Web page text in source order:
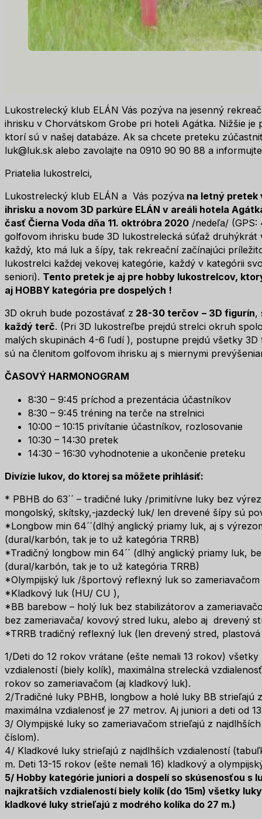
Lukostrelecký klub ELÁN Vás pozýva na jesenný
ihrisku v Chorvátskom Grobe pri hoteli Agátka. Nižšie
ktorí sú v našej databáze. Ak sa chcete preteku
luk@luk.sk alebo zavolajte na 0910 90 90 88 a
Priatelia lukostrelci,
Lukostrelecký klub ELÁN a Vás pozýva na letný pretek
ihrisku a novom 3D parkúre ELÁN v areáli hotela
časť Čierna Voda dňa 11. oktróbra 2020 /nedeľa/
golfovom ihrisku bude 3D lukostrelecká súťaž
každý, kto má luk a šípy, tak rekreační začínajúci
lukostrelci každej vekovej kategórie, každý v kategórii
seniori). Tento pretek je aj pre hobby lukostrelcov,
aj HOBBY kategória pre dospelých !
3D okruh bude pozostávať z 28-30 terčov – 3D figurín,
každý terč. (Pri 3D lukostreľbe prejdú strelci okruh
malých skupinách 4-6 ľudí ), postupne prejdú všetky
sú na členitom golfovom ihrisku aj s miernymi
ČASOVÝ HARMONOGRAM
8:30 – 9:45 príchod a prezentácia účastníkov
8:30 – 9:45 tréning na terče na strelnici
10:00 – 10:15 privítanie účastníkov, rozlosovanie
10:30 – 14:30 pretek
14:30 – 16:30 vyhodnotenie a ukončenie preteku
Divízie lukov, do ktorej sa môžete prihlásiť:
* PBHB do 63´´ – tradičné luky /primitívne luky bez
mongolský, skítsky,-jazdecký luk/ len drevené šípy sú
*Longbow min 64´´(dlhý anglický priamy luk, aj s
(dural/karbón, tak je to už kategória TRRB)
*Tradičný longbow min 64´´ (dlhý anglický priamy luk,
(dural/karbón, tak je to už kategória TRRB)
*Olympijský luk /športový reflexný luk so zameriavačom
*Kladkový luk (HU/ CU ),
*BB barebow – holý luk bez stabilizátorov a
bez zameriavača/ kovový stred luku, alebo aj drevený
*TRRB tradičný reflexný luk (len drevený stred,
1/Deti do 12 rokov vrátane (ešte nemali 13 rokov)
vzdialeností (biely kolík), maximálna strelecká
rokov so zameriavačom (aj kladkový luk).
2/Tradičné luky PBHB, longbow a holé luky BB strieľajú
maximálna vzdialenosť je 27 metrov. Aj juniori a deti od
3/ Olympijské luky so zameriavačom strieľajú z
číslom).
4/ Kladkové luky strieľajú z najdlhších vzdialeností
m. Deti 13-15 rokov (ešte nemali 16) kladkový a
5/ Hobby kategórie juniori a dospelí so skúsenosťou s
najkratších vzdialeností biely kolík (do 15m) všetky
kladkové luky strieľajú z modrého kolíka do 27 m.)